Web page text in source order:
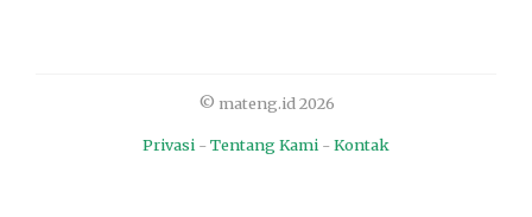
© mateng.id 2026
Privasi -Tentang Kami -Kontak